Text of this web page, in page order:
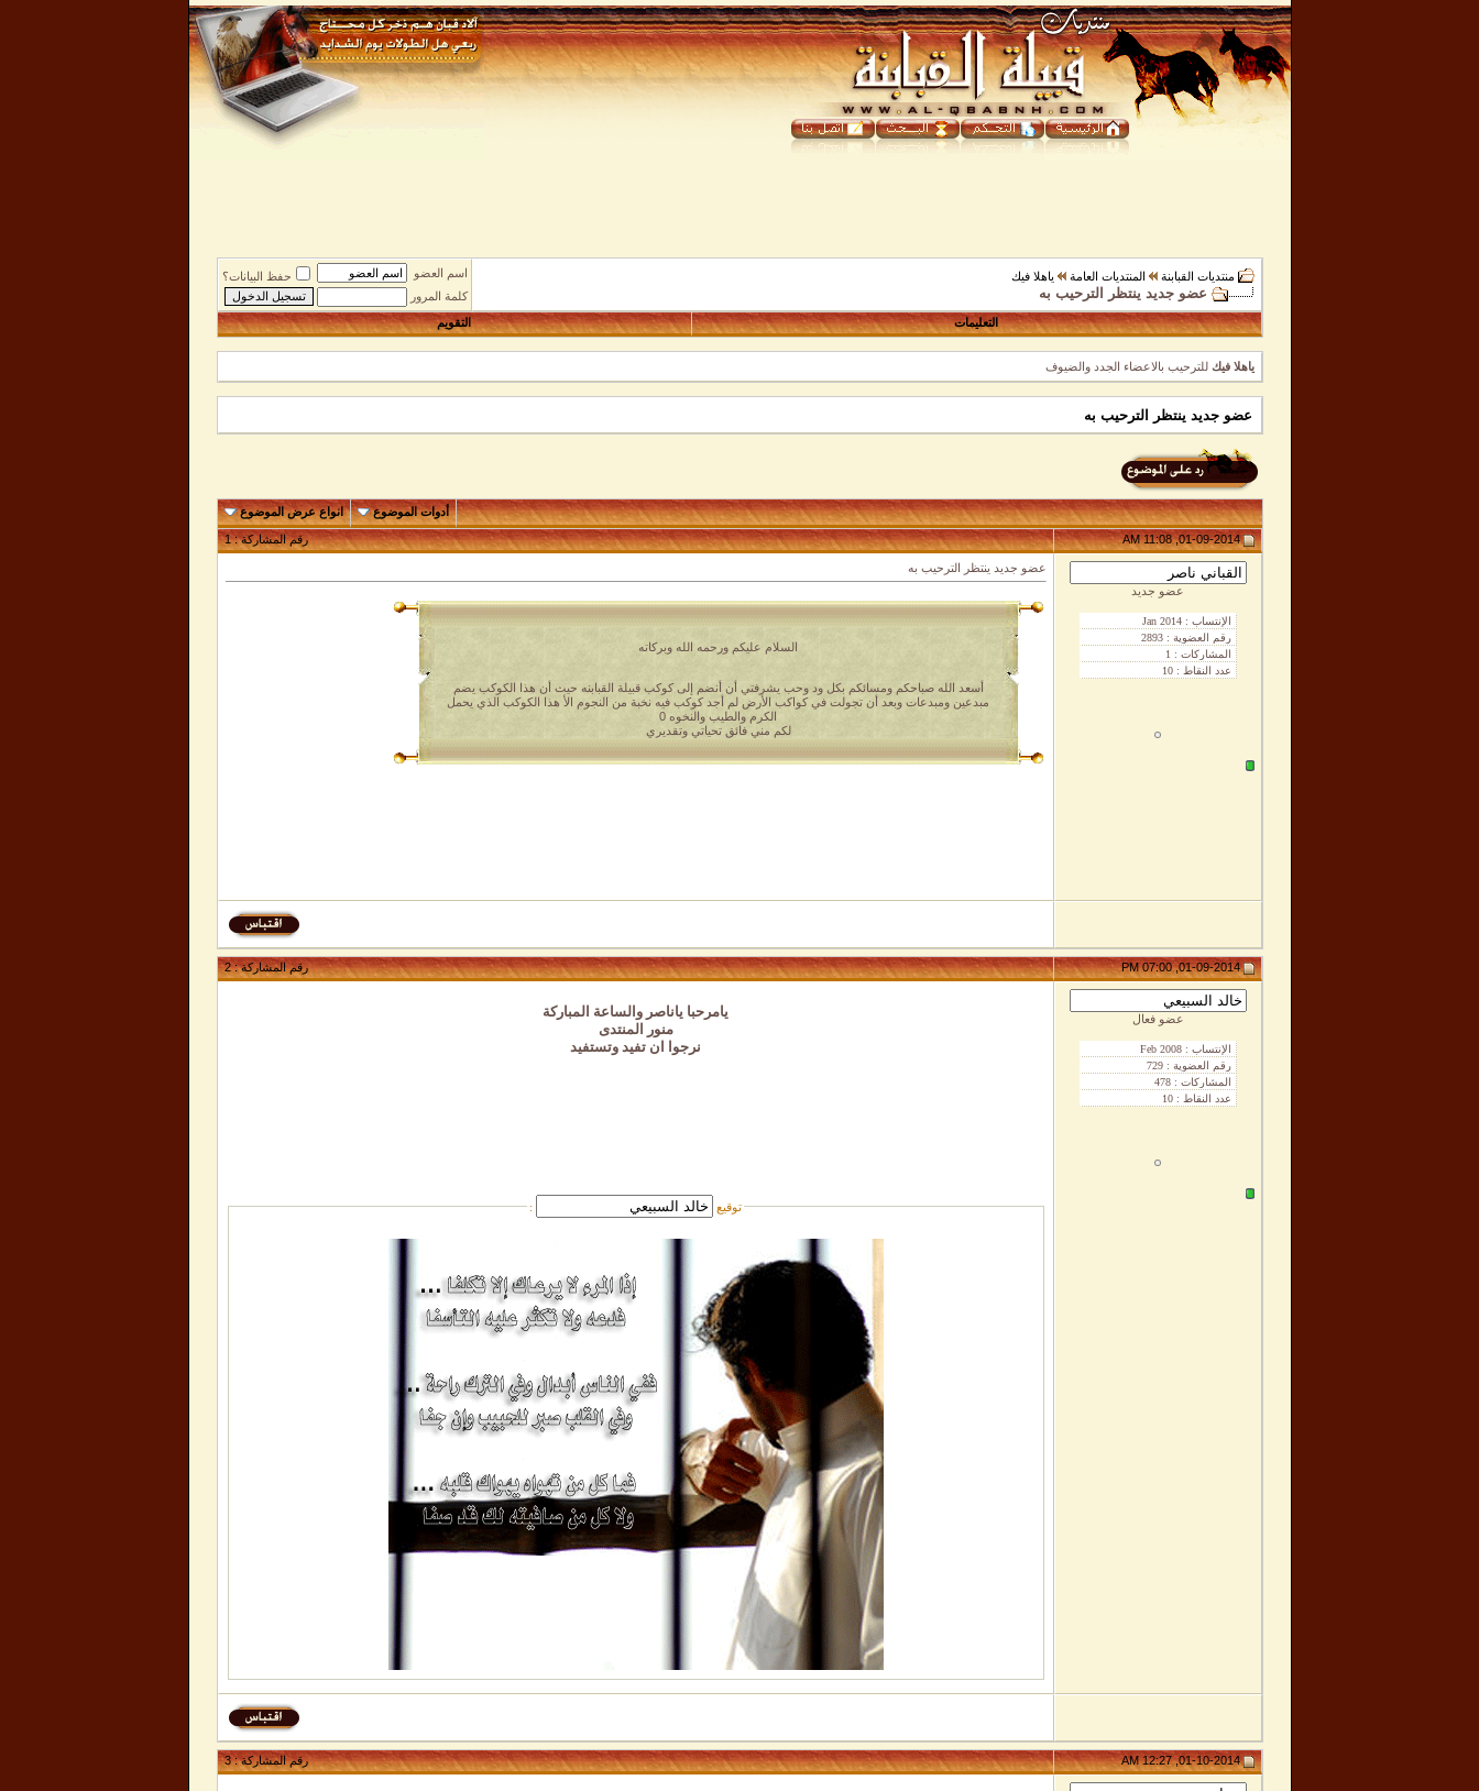
منتديات القبابنة المنتديات العامة ياهلا فيك
عضو جديد ينتظر الترحيب به
اسم العضو
حفظ البيانات؟
كلمة المرور
التعليمات التقويم
ياهلا فيك للترحيب بالاعضاء الجدد والضيوف
عضو جديد ينتظر الترحيب به
أدوات الموضوع انواع عرض الموضوع
01-09-2014, 11:08 AM رقم المشاركة :1
عضو جديد
عضو جديد ينتظر الترحيب به
السلام عليكم ورحمه الله وبركاته
أسعد الله صباحكم ومسائكم بكل ود وحب يشرفتي أن أنضم إلى كوكب قبيلة القبابنه حيث أن هذا الكوكب يضم
مبدعين ومبدعات وبعد أن تجولت في كواكب الأرض لم أجد كوكب فيه نخبة من النجوم الأ هذا الكوكب الذي يحمل
الكرم والطيب والنخوه 0
لكم مني فائق تحياتي وتقديري
01-09-2014, 07:00 PM رقم المشاركة :2
عضو فعال
يامرحبا ياناصر والساعة المباركة
منور المنتدى
نرجوا ان تفيد وتستفيد
توقيع
01-10-2014, 12:27 AM رقم المشاركة :3